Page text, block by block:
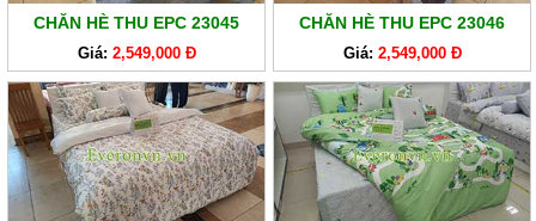
CHĂN
EVERONLITE
SẢN
PHẨM
HÀNG
LẺ
CHĂN HÈ THU EPC 23045
Giá: 2,549,000 Đ
CHĂN HÈ THU EPC 23046
Giá: 2,549,000 Đ